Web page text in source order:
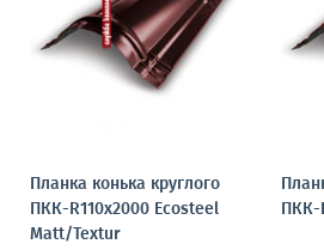
Планка конька круглого
ПКК-R110х2000 Ecosteel
Matt/Textur
ПКК-